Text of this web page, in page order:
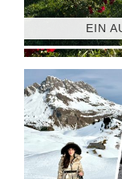
EIN